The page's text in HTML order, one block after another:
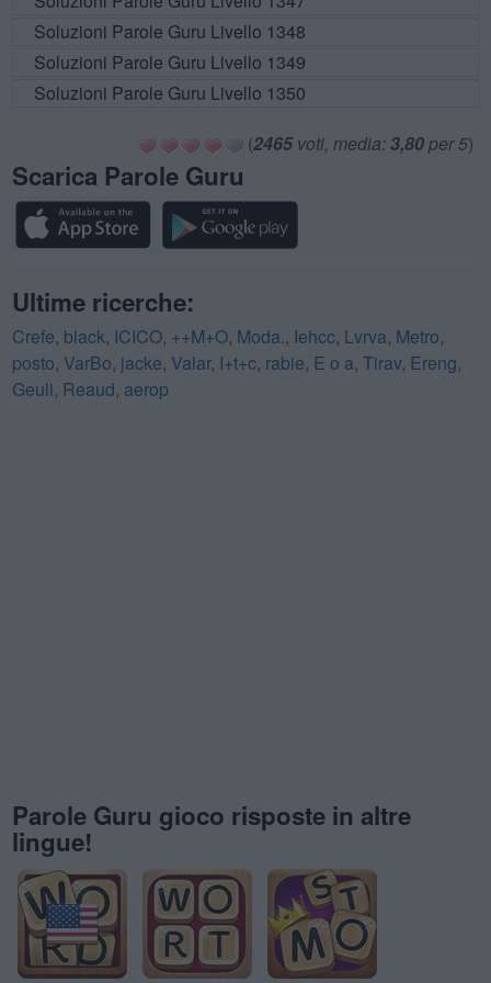
Soluzioni Parole Guru Livello 1348
Soluzioni Parole Guru Livello 1349
Soluzioni Parole Guru Livello 1350
(2465voti, media: 3,80per 5)
Scarica Parole Guru
Ultime ricerche:
Crefe, black, ICICO, ++M+O, Moda., Iehcc, Lvrva, Metro,
posto, VarBo, jacke, Valar, I+t+c, rabie, E o a, Tirav, Ereng,
Geuli, Reaud, aerop
Parole Guru gioco risposte in altre
lingue!